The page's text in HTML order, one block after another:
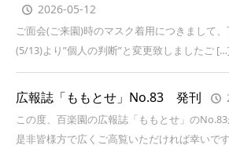
2026-05-12
ご面会(ご来園)時のマスク着用につきまして
(5/13)より”個人の判断”と変更致しましたご […]
広報誌「ももとせ」No.83 発刊
この度、百楽園の広報誌「ももとせ」のNo.83
是非皆様方で広くご高覧いただければ幸いで